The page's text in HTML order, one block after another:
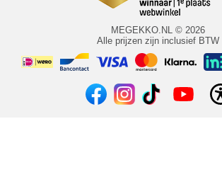
MEGEKKO.NL © 2026
Alle prijzen zijn inclusief BTW